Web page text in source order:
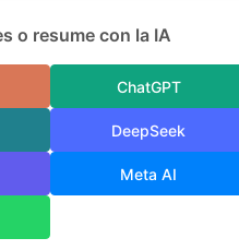
o resume con la IA
ChatGPT
DeepSeek
Meta AI